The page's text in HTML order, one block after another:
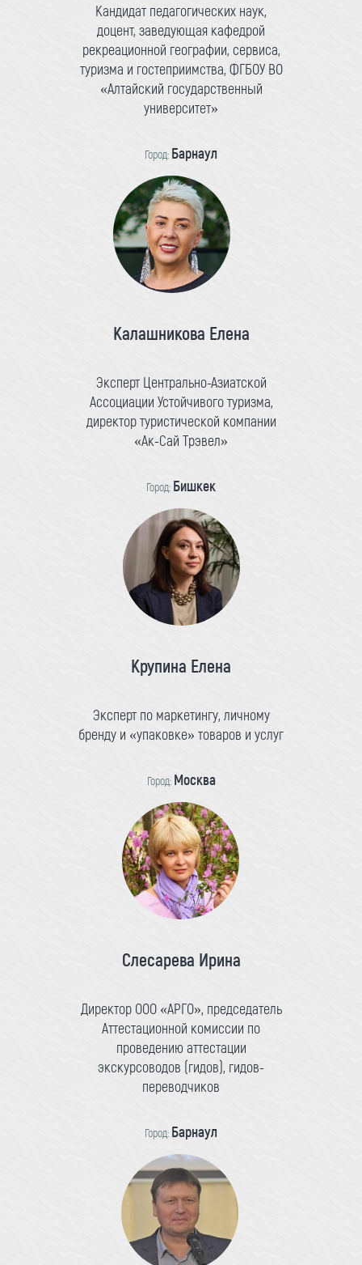
Кандидат педагогических наук,
доцент, заведующая кафедрой
рекреационной географии, сервиса,
туризма и гостеприимства, ФГБОУ ВО
«Алтайский государственный
университет»
Город: Барнаул
Калашникова Елена
Эксперт Центрально-Азиатской
Ассоциации Устойчивого туризма,
директор туристической компании
«Ак-Сай Трэвел»
Город: Бишкек
Крупина Елена
Эксперт по маркетингу, личному
бренду и «упаковке» товаров и услуг
Город: Москва
Слесарева Ирина
Директор ООО «АРГО», председатель
Аттестационной комиссии по
проведению аттестации
экскурсоводов (гидов), гидов-
переводчиков
Город: Барнаул